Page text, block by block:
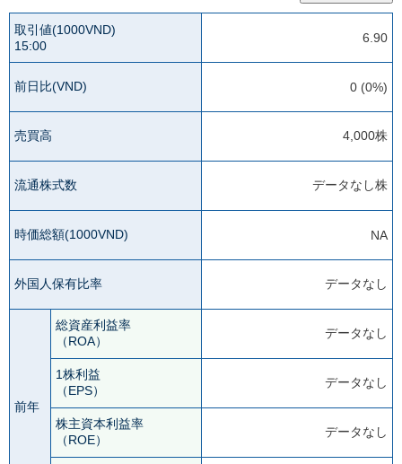
取引値(1000VND)
15:00
6.90
前日比(VND) 0 (0%)
売買高 4,000株
流通株式数 データなし株
時価総額(1000VND) NA
外国人保有比率 データなし
前年
総資産利益率
（ROA）
データなし
1株利益
（EPS）
データなし
株主資本利益率
（ROE）
データなし